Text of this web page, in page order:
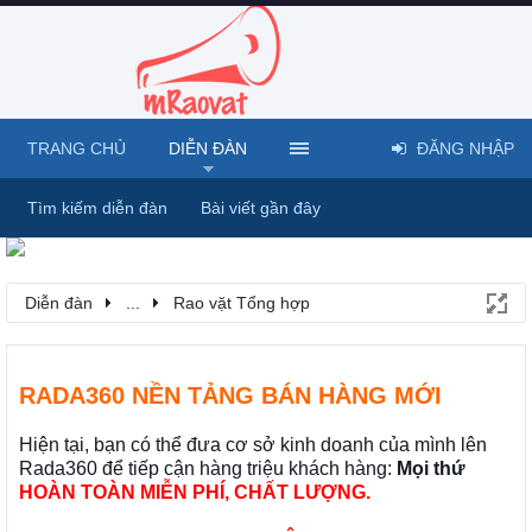
Diễn đàn Rao vặt Tổng hợp
RADA360 NỀN TẢNG BÁN HÀNG MỚI
Hiện tại, bạn có thể đưa cơ sở kinh doanh của mình lên
Rada360 để tiếp cận hàng triệu khách hàng: Mọi thứ
HOÀN TOÀN MIỄN PHÍ, CHẤT LƯỢNG.
TRANG CHỦ DIỄN ĐÀN
Tìm kiếm diễn đàn Bài viết gần đây
ĐĂNG NHẬP